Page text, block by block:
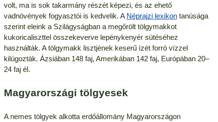
volt, ma is sok takarmány részét képezi, és az ehető
vadnövények fogyasztói is kedvelik. A Néprajzi lexikontanúsága
szerint eleink a Szilágyságban a megőrölt tölgymakkot
kukoricaliszttel összekeverve lepénykenyér sütéséhez
használták. A tölgymakk lisztjének keserű ízét forró vízzel
kilúgozták. Ázsiában 148 faj, Amerikában 142 faj, Európában 20–
24 faj él.
Magyarországi tölgyesek
A nemes tölgyek alkotta erdőállomány Magyarországon